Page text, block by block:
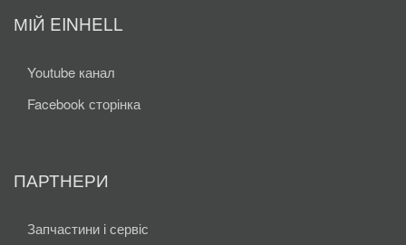
МІЙ EINHELL
Youtube канал
Facebook сторінка
ПАРТНЕРИ
Запчастини і сервіс